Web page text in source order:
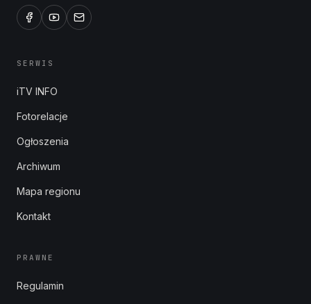
SERWIS
iTV INFO
Fotorelacje
Ogłoszenia
Archiwum
Mapa regionu
Kontakt
PRAWNE
Regulamin